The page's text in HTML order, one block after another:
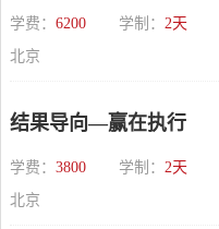
学费： 6200 学制： 2天
北京
结果导向—赢在执行
学费： 3800 学制： 2天
北京